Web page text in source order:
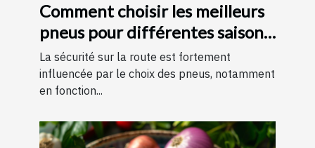
Comment choisir les meilleurs
pneus pour différentes saisons
?
La sécurité sur la route est fortement
influencée par le choix des pneus, notamment
en fonction...